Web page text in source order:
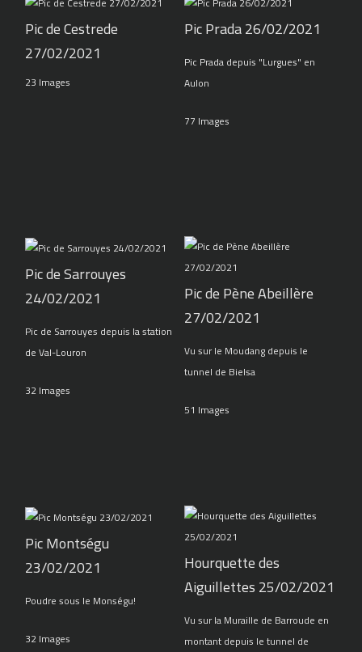
Pic de Cestrede
27/02/2021
23 Images
Pic Prada 26/02/2021
Pic Prada depuis "Lurgues" en
Aulon
77 Images
Pic de Sarrouyes
24/02/2021
Pic de Sarrouyes depuis la station
de Val-Louron
32 Images
Pic de Pène Abeillère
27/02/2021
Vu sur le Moudang depuis le
tunnel de Bielsa
51 Images
Pic Montségu
23/02/2021
Poudre sous le Monségu!
32 Images
Hourquette des
Aiguillettes 25/02/2021
Vu sur la Muraille de Barroude en
montant depuis le tunnel de